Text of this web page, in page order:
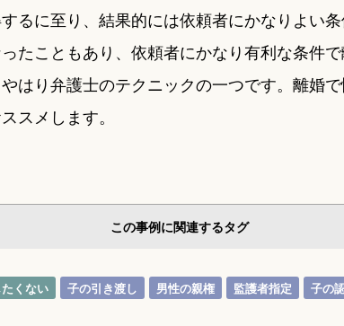
るに至り、結果的には依頼者にかなりよい
たこともあり、依頼者にかなり有利な条件
はり弁護士のテクニックの一つです。離婚
スメします。
この事例に関連するタグ
くない 子の引き渡し 男性の親権 監護者指定 子の